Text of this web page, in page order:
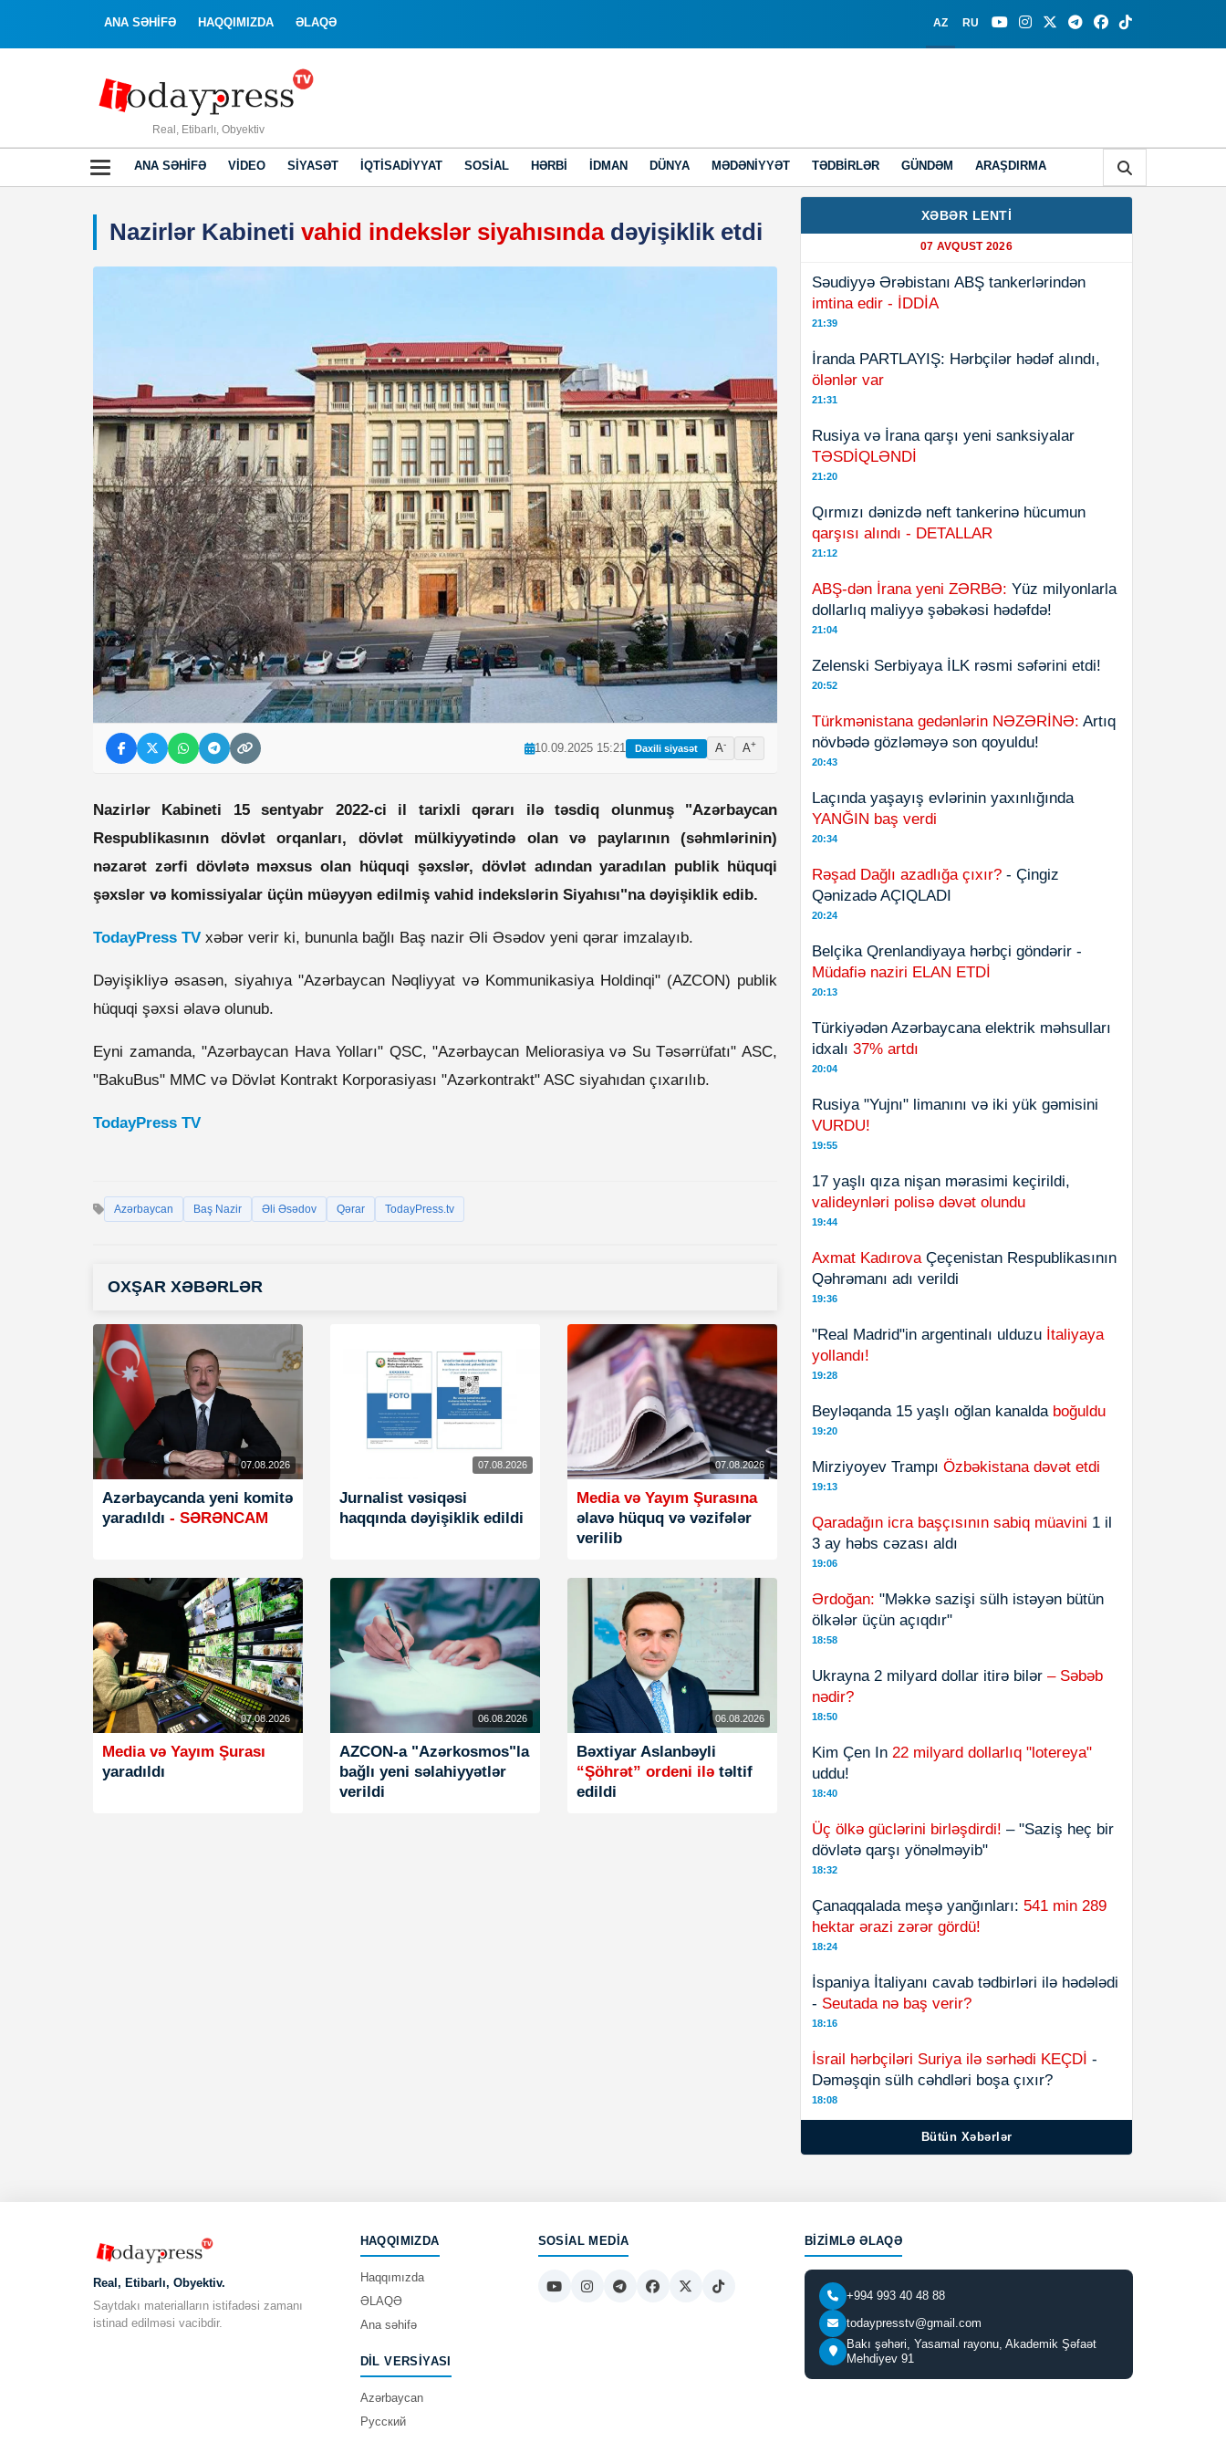
ANA SƏHİFƏ HAQQIMIZDA ƏLAQƏ AZ RU
Real, Etibarlı, Obyektiv
ANA SƏHIFƏ VIDEO SIYASƏT İQTISADIYYAT SOSIAL HƏRBI İDMAN DÜNYA MƏDƏNIYYƏT TƏDBIRLƏR GÜNDƏM ARAŞDIRMA
Nazirlər Kabineti vahid indekslər siyahısındadəyişiklik etdi
10.09.2025 15:21 Daxili siyasət A- A+
Nazirlər Kabineti 15 sentyabr 2022-ci il tarixli qərarı ilə təsdiq olunmuş "Azərbaycan
Respublikasının dövlət orqanları, dövlət mülkiyyətində olan və paylarının (səhmlərinin)
nəzarət zərfi dövlətə məxsus olan hüquqi şəxslər, dövlət adından yaradılan publik hüquqi
şəxslər və komissiyalar üçün müəyyən edilmiş vahid indekslərin Siyahısı"na dəyişiklik edib.
TodayPress TV xəbər verir ki, bununla bağlı Baş nazir Əli Əsədov yeni qərar imzalayıb.
Dəyişikliyə əsasən, siyahıya "Azərbaycan Nəqliyyat və Kommunikasiya Holdinqi" (AZCON) publik
hüquqi şəxsi əlavə olunub.
Eyni zamanda, "Azərbaycan Hava Yolları" QSC, "Azərbaycan Meliorasiya və Su Təsərrüfatı" ASC,
"BakuBus" MMC və Dövlət Kontrakt Korporasiyası "Azərkontrakt" ASC siyahıdan çıxarılıb.
TodayPress TV
Azərbaycan Baş Nazir Əli Əsədov Qərar TodayPress.tv
OXŞAR XƏBƏRLƏR
07.08.2026
Azərbaycanda yeni komitə
yaradıldı - SƏRƏNCAM
07.08.2026
Jurnalist vəsiqəsi
haqqında dəyişiklik edildi
07.08.2026
Media və Yayım Şurasına
əlavə hüquq və vəzifələr
verilib
07.08.2026
Media və Yayım Şurası
yaradıldı
06.08.2026
AZCON-a "Azərkosmos"la
bağlı yeni səlahiyyətlər
verildi
06.08.2026
Bəxtiyar Aslanbəyli
“Şöhrət” ordeni ilə təltif
edildi
XƏBƏR LENTİ
07 AVQUST 2026
Səudiyyə Ərəbistanı ABŞ tankerlərindən
imtina edir - İDDİA
21:39
İranda PARTLAYIŞ: Hərbçilər hədəf alındı,
ölənlər var
21:31
Rusiya və İrana qarşı yeni sanksiyalar
TƏSDİQLƏNDİ
21:20
Qırmızı dənizdə neft tankerinə hücumun
qarşısı alındı - DETALLAR
21:12
ABŞ-dən İrana yeni ZƏRBƏ: Yüz milyonlarla
dollarlıq maliyyə şəbəkəsi hədəfdə!
21:04
Zelenski Serbiyaya İLK rəsmi səfərini etdi!
20:52
Türkmənistana gedənlərin NƏZƏRİNƏ: Artıq
növbədə gözləməyə son qoyuldu!
20:43
Laçında yaşayış evlərinin yaxınlığında
YANĞIN baş verdi
20:34
Rəşad Dağlı azadlığa çıxır? - Çingiz
Qənizadə AÇIQLADI
20:24
Belçika Qrenlandiyaya hərbçi göndərir -
Müdafiə naziri ELAN ETDİ
20:13
Türkiyədən Azərbaycana elektrik məhsulları
idxalı 37% artdı
20:04
Rusiya "Yujnı" limanını və iki yük gəmisini
VURDU!
19:55
17 yaşlı qıza nişan mərasimi keçirildi,
valideynləri polisə dəvət olundu
19:44
Axmat KadırovaÇeçenistan Respublikasının
Qəhrəmanı adı verildi
19:36
"Real Madrid"in argentinalı ulduzu İtaliyaya
yollandı!
19:28
Beyləqanda 15 yaşlı oğlan kanalda boğuldu
19:20
Mirziyoyev Trampı Özbəkistana dəvət etdi
19:13
Qaradağın icra başçısının sabiq müavini 1 il
3 ay həbs cəzası aldı
19:06
Ərdoğan: "Məkkə sazişi sülh istəyən bütün
ölkələr üçün açıqdır"
18:58
Ukrayna 2 milyard dollar itirə bilər – Səbəb
nədir?
18:50
Kim Çen In 22 milyard dollarlıq "lotereya"
uddu!
18:40
Üç ölkə güclərini birləşdirdi! – "Saziş heç bir
dövlətə qarşı yönəlməyib"
18:32
Çanaqqalada meşə yanğınları: 541 min 289
hektar ərazi zərər gördü!
18:24
İspaniya İtaliyanı cavab tədbirləri ilə hədələdi
- Seutada nə baş verir?
18:16
İsrail hərbçiləri Suriya ilə sərhədi KEÇDİ -
Dəməşqin sülh cəhdləri boşa çıxır?
18:08
Bütün Xəbərlər
Real, Etibarlı, Obyektiv.
Saytdakı materialların istifadəsi zamanı
istinad edilməsi vacibdir.
HAQQIMIZDA
Haqqımızda
ƏLAQƏ
Ana səhifə
DIL VERSIYASI
Azərbaycan
Русский
SOSIAL MEDIA BIZIMLƏ ƏLAQƏ
+994 993 40 48 88
todaypresstv@gmail.com
Bakı şəhəri, Yasamal rayonu, Akademik Şəfaət
Mehdiyev 91